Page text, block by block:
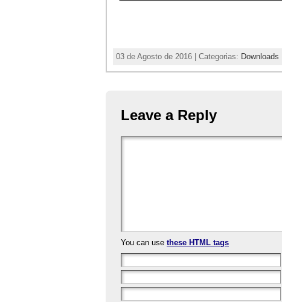
03 de Agosto de 2016 | Categorias: Downloads
Leave a Reply
You can use these HTML tags